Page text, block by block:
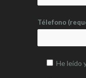
Télefono
He leído